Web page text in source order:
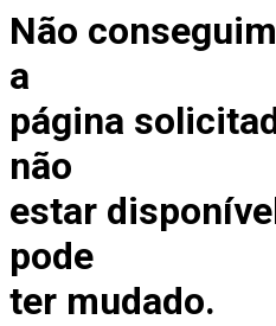
Não
a
página
não
estar
pode
ter mudado.